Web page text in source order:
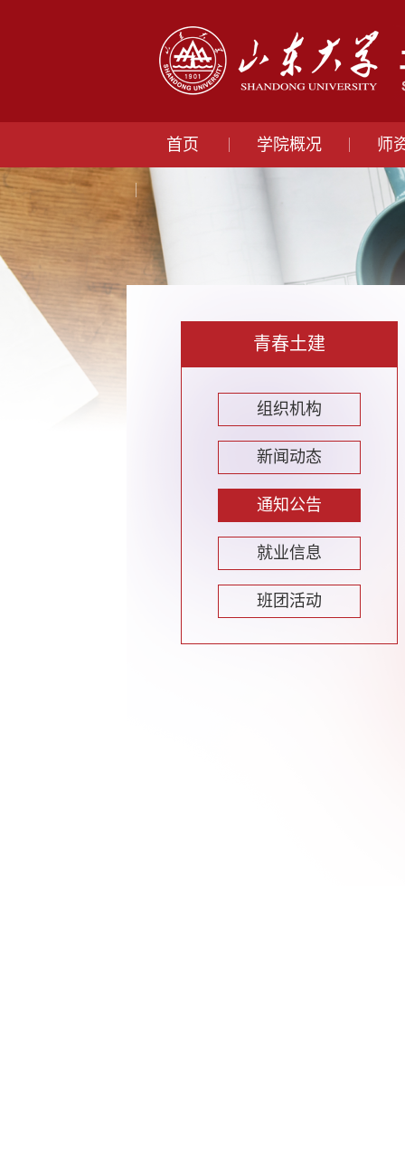
首页 学院概况 师
青春土建
组织机构
新闻动态
通知公告
就业信息
班团活动